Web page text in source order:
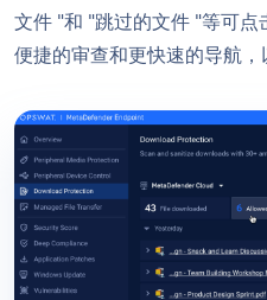
文件 "和 "跳过的文件 "等可
便捷的审查和更快速的导航